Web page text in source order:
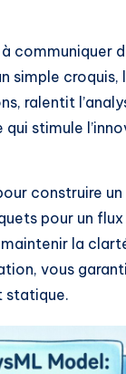
communiquer
simple
ralentit
stimule
construire
pour un
la
vous
statique.